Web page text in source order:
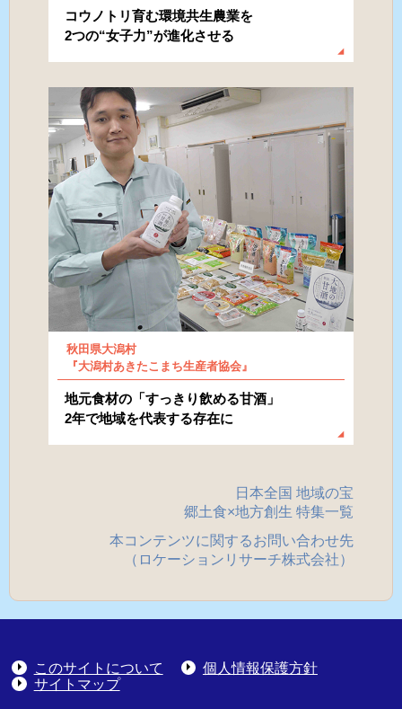
コウノトリ育む環境共生農業を
2つの“女子力”が進化させる
秋田県大潟村
『大潟村あきたこまち生産者協会』
地元食材の「すっきり飲める甘酒」
2年で地域を代表する存在に
日本全国 地域の宝
郷土食×地方創生 特集一覧
本コンテンツに関するお問い合わせ先
（ロケーションリサーチ株式会社）
このサイトについて
個人情報保護方針
サイトマップ